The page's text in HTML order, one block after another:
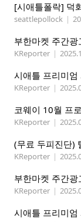
[시애틀폴락] 덕
seattlepollock |
부한마켓 주간
KReporter |
KReporter |
코웨이 10월 프
KReporter |
(무료 두피진단)
KReporter |
부한마켓 주간
KReporter |